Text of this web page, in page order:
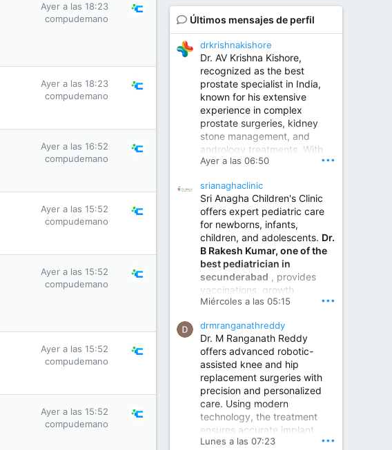
Ayer a las 18:23
compudemano
Ayer a las 18:23
compudemano
Ayer a las 16:52
compudemano
Ayer a las 15:52
compudemano
Ayer a las 15:52
compudemano
Ayer a las 15:52
compudemano
Ayer a las 15:52
compudemano
Últimos mensajes de perfil
drkrishnakishore
Dr. AV Krishna Kishore,
recognized as the best
prostate specialist in India,
known for his extensive
experience in complex
prostate surgeries, kidney
stone management, and
andrology treatments. With
years of surgical practice and
invasive and robotic
techniques.
Best Urologist in Vijayawada | Urology Specialist in Vijayawada
Dr. A. V. Krishna Kishore,
the Best Urologist...
www.drkrishnakishore.com
Ayer a las 06:50 •••
srianaghaclinic
Sri Anagha Children's Clinic
offers expert pediatric care
for newborns, infants,
children, and adolescents. Dr.
B Rakesh Kumar, one of the
best pediatrician in
secunderabad , provides
vaccinations, growth
monitoring, newborn care,
illnesses, nutrition guidance,
and preventive healthcare in
a child-friendly environment.
Children Hospital in Secunderabad | Best Pediatrician in Hyderabad | Neonatologist in Medchal
Our pediatrician and
Neonatologist team at...
www.srianaghaclinic.com
Miércoles a las 05:15 •••
drmranganathreddy
Dr. M Ranganath Reddy
offers advanced robotic-
assisted knee and hip
replacement surgeries with
precision and personalized
care. Using modern
technology, the treatment
ensures accurate implant
placement, reduced pain,
Lunes a las 07:23 •••